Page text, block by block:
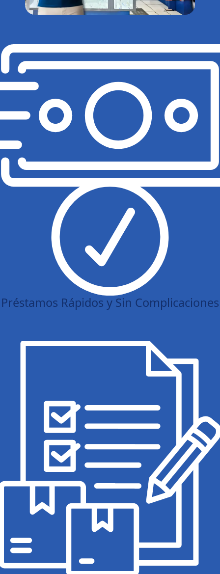
Préstamos Rápidos y Sin Complicaciones